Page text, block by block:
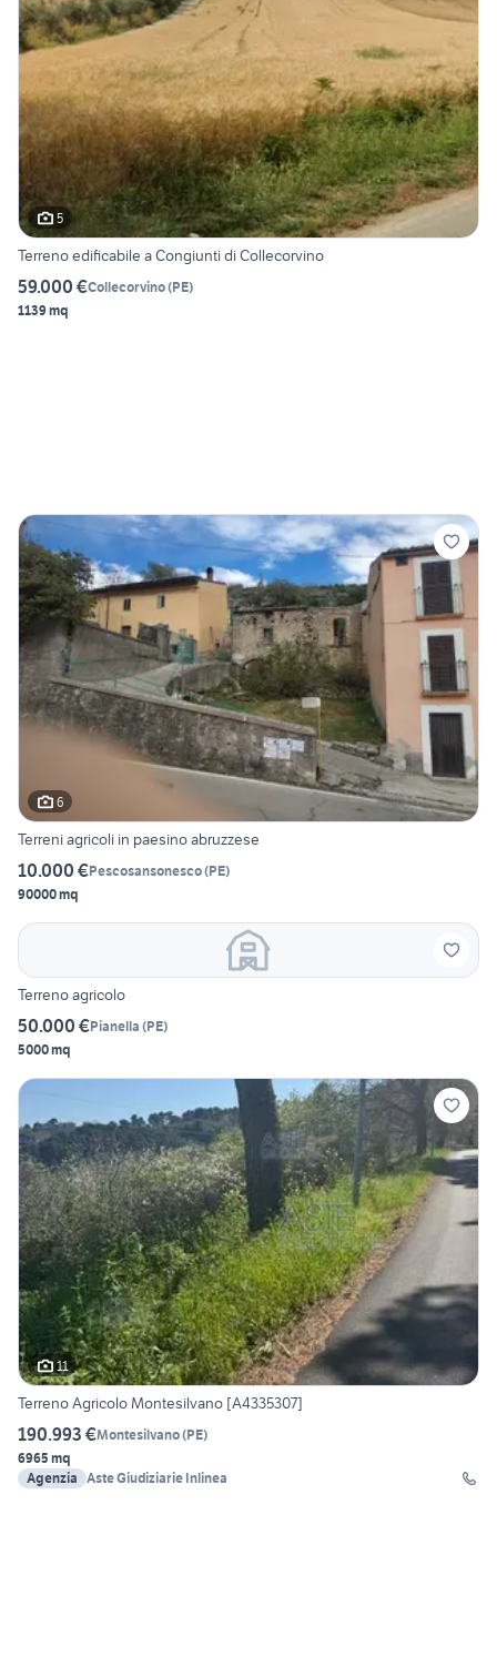
5
Terreno edificabile a Congiunti di Collecorvino
59.000 €Collecorvino(PE)
1139 mq
6
Terreni agricoli in paesino abruzzese
10.000 €Pescosansonesco(PE)
90000 mq
Terreno agricolo
50.000 €Pianella (PE)
5000 mq
11
Terreno Agricolo Montesilvano [A4335307]
190.993 €Montesilvano(PE)
6965 mq
Agenzia Aste Giudiziarie Inlinea